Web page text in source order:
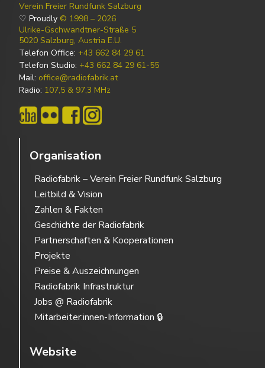
Verein Freier Rundfunk Salzburg
♡ Proudly © 1998 – 2026
Ulrike-Gschwandtner-Straße 5
5020 Salzburg, Austria E.U.
Telefon Office: +43 662 84 29 61
Telefon Studio: +43 662 84 29 61-55
Mail: office@radiofabrik.at
Radio: 107,5 & 97,3 MHz
Organisation
Radiofabrik – Verein Freier Rundfunk Salzburg
Leitbild & Vision
Zahlen & Fakten
Geschichte der Radiofabrik
Partnerschaften & Kooperationen
Projekte
Preise & Auszeichnungen
Radiofabrik Infrastruktur
Jobs @ Radiofabrik
Mitarbeiter:innen-Information 🔒
Website